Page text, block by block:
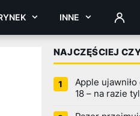
INNE
NAJCZĘŚCIEJ
Apple
18 – na razie